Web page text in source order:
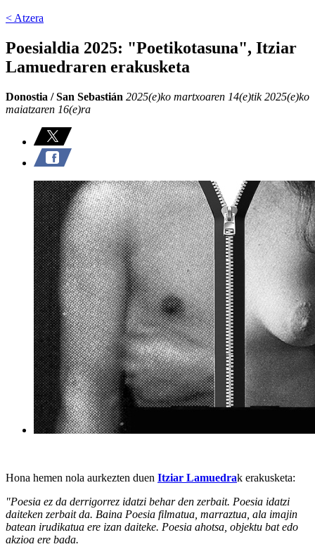
< Atzera
Poesialdia 2025: "Poetikotasuna", Itziar
Lamuedraren erakusketa
Donostia / San Sebastián 2025(e)ko martxoaren 14(e)tik 2025(e)ko
maiatzaren 16(e)ra
Hona hemen nola aurkezten duen Itziar Lamuedrak erakusketa:
"Poesia ez da derrigorrez idatzi behar den zerbait. Poesia idatzi
daiteken zerbait da. Baina Poesia filmatua, marraztua, ala imajin
batean irudikatua ere izan daiteke. Poesia ahotsa, objektu bat edo
akzioa ere bada.